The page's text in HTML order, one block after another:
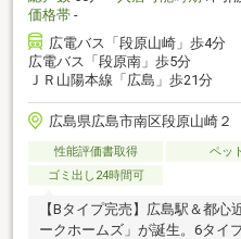
価格帯 -
広電バス「段原山崎」歩4分
広電バス「段原南」歩5分
ＪＲ山陽本線「広島」歩21分
広島県広島市南区段原山崎２
性能評価書取得 ペッ
ゴミ出し24時間可
【Bタイプ完売】広島駅＆都
ークホームズ」が誕生。6タイ